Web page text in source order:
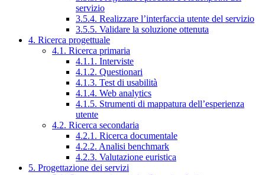
servizio
3.5.4. Realizzare l’interfaccia utente del servizio
3.5.5. Validare la soluzione ottenuta
4. Ricerca progettuale
4.1. Ricerca primaria
4.1.1. Interviste
4.1.2. Questionari
4.1.3. Test di usabilità
4.1.4. Web analytics
4.1.5. Strumenti di mappatura dell’esperienza
utente
4.2. Ricerca secondaria
4.2.1. Ricerca documentale
4.2.2. Analisi benchmark
4.2.3. Valutazione euristica
5. Progettazione dei servizi